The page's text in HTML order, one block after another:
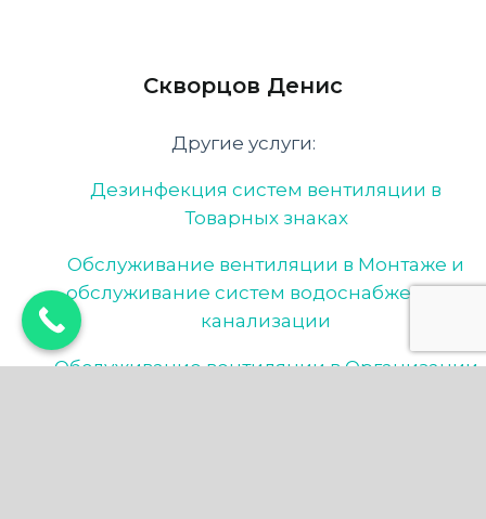
Скворцов Денис
Другие услуги:
Дезинфекция систем вентиляции в
Товарных знаках
Обслуживание вентиляции в Монтаже и
обслуживание систем водоснабжения и
канализации
Обслуживание вентиляции в Организации